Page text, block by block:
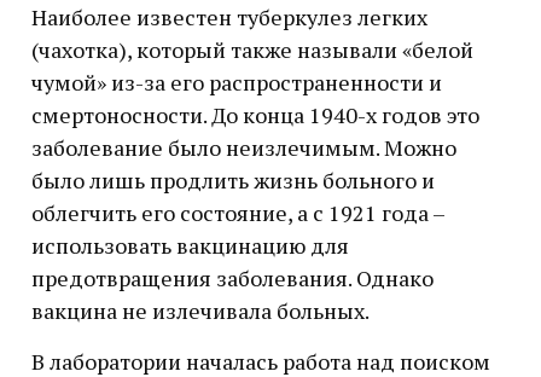
Наиболее известен туберкулез легких
(чахотка), который также называли «белой
чумой» из-за его распространенности и
смертоносности. До конца 1940-х годов это
заболевание было неизлечимым. Можно
было лишь продлить жизнь больного и
облегчить его состояние, а с 1921 года –
использовать вакцинацию для
предотвращения заболевания. Однако
вакцина не излечивала больных.
В лаборатории началась работа над поиском